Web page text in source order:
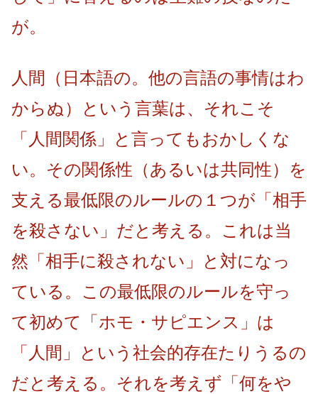
が。
人間（日本語の。他の言語の事情はわ
からぬ）という言葉は、それこそ
「人間関係」と言ってもおかしくな
い。その関係性（あるいは共同性）を
支える最低限のルールの１つが「相手
を殺さない」だと考える。これは当
然「相手に殺されない」と対になっ
ている。この最低限のルールを守っ
て初めて「ホモ・サピエンス」は
「人間」という社会的存在たりうるの
だと考える。それを考えず「何をや